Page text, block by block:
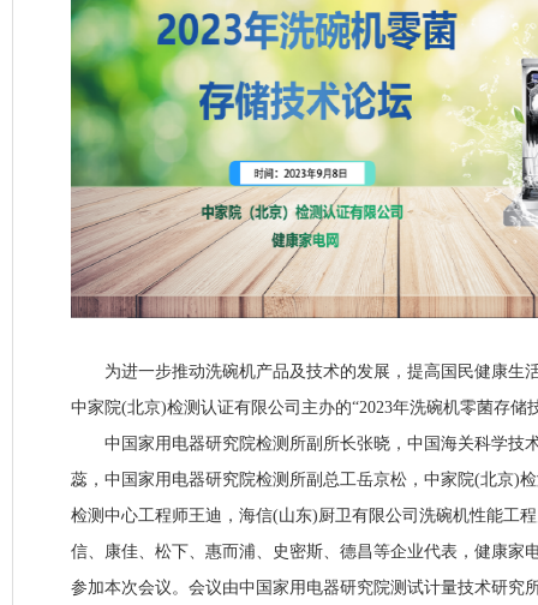
为进一步推动洗碗机产品及技术的发展，提高国民健康生活
中家院(北京)检测认证有限公司主办的“2023年洗碗机零菌存储
中国家用电器研究院检测所副所长张晓，中国海关科学技
蕊，中国家用电器研究院检测所副总工岳京松，中家院(北京)
检测中心工程师王迪，海信(山东)厨卫有限公司洗碗机性能工
信、康佳、松下、惠而浦、史密斯、德昌等企业代表，健康家
参加本次会议。会议由中国家用电器研究院测试计量技术研究